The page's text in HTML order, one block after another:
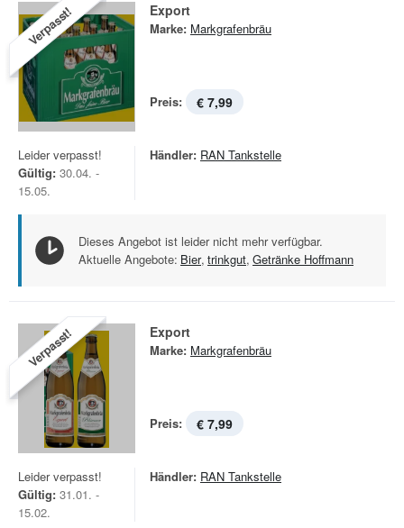
Verpasst! Export
Marke: Markgrafenbräu
Preis: € 7,99
Leider verpasst!
Gültig: 30.04. -
15.05.
Händler: RAN Tankstelle
Dieses Angebot ist leider nicht mehr verfügbar.
Aktuelle Angebote: Bier, trinkgut, Getränke Hoffmann
Verpasst! Export
Marke: Markgrafenbräu
Preis: € 7,99
Leider verpasst!
Gültig: 31.01. -
15.02.
Händler: RAN Tankstelle